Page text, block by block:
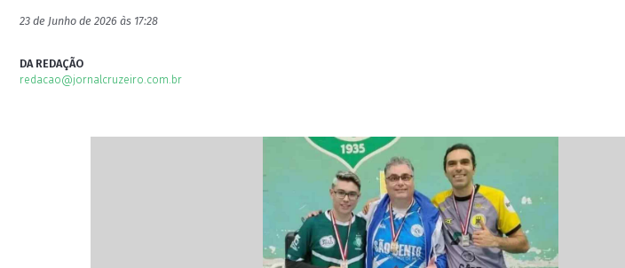
23 de Junho de 2026 às 17:28
DA REDAÇÃO
redacao@jornalcruzeiro.com.br